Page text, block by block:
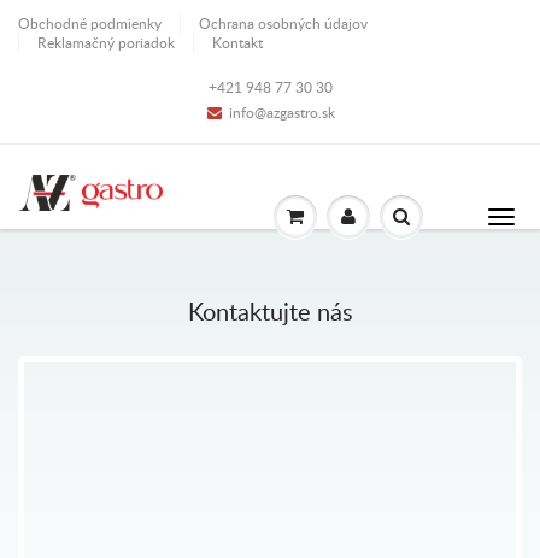
Obchodné podmienky
Ochrana osobných údajov
Reklamačný poriadok
Kontakt
+421 948 77 30 30
info@azgastro.sk
Kontaktujte nás